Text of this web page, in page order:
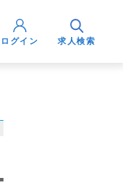
ログイン 求人検索